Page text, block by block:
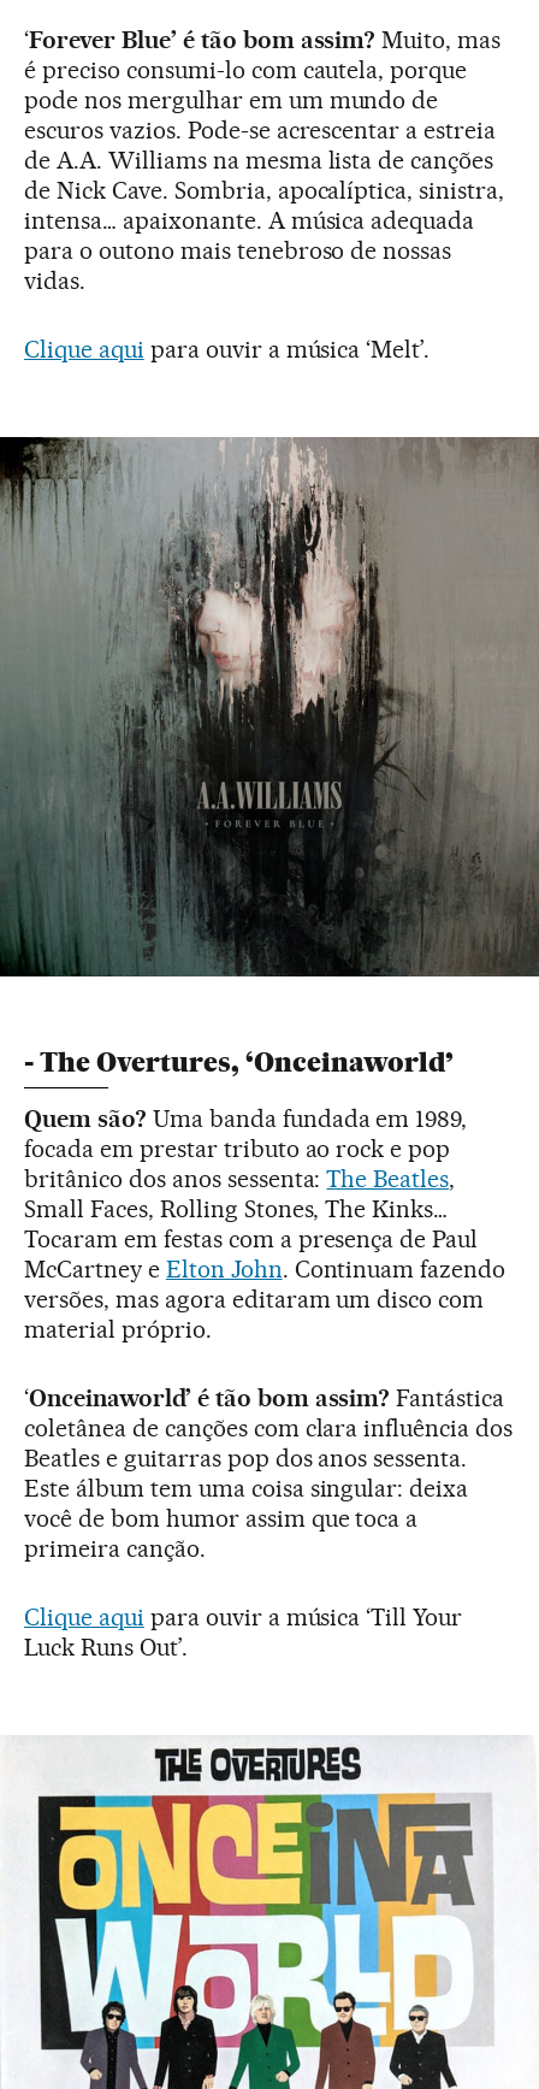
‘Forever Blue’ é tão bom assim?Muito, mas
é preciso consumi-lo com cautela, porque
pode nos mergulhar em um mundo de
escuros vazios. Pode-se acrescentar a estreia
de A.A. Williams na mesma lista de canções
de Nick Cave. Sombria, apocalíptica, sinistra,
intensa… apaixonante. A música adequada
para o outono mais tenebroso de nossas
vidas.
Clique aqui para ouvir a música ‘Melt’.
- The Overtures, ‘Onceinaworld’
Quem são? Uma banda fundada em 1989,
focada em prestar tributo ao rock e pop
britânico dos anos sessenta:The Beatles,
Small Faces, Rolling Stones, The Kinks…
Tocaram em festas com a presença de Paul
McCartney e Elton John. Continuam fazendo
versões, mas agora editaram um disco com
material próprio.
‘Onceinaworld’ é tão bom assim?Fantástica
coletânea de canções com clara influência dos
Beatles e guitarras pop dos anos sessenta.
Este álbum tem uma coisa singular: deixa
você de bom humor assim que toca a
primeira canção.
Clique aqui para ouvir a música ‘Till Your
Luck Runs Out’.